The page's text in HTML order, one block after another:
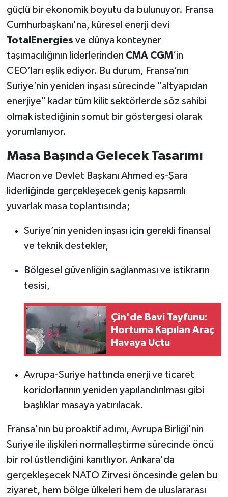
güçlü bir ekonomik boyutu da bulunuyor. Fransa
Cumhurbaşkanı'na, küresel enerji devi
TotalEnergies ve dünya konteyner
taşımacılığının liderlerinden CMA CGM’in
CEO’ları eşlik ediyor. Bu durum, Fransa’nın
Suriye’nin yeniden inşası sürecinde "altyapıdan
enerjiye" kadar tüm kilit sektörlerde söz sahibi
olmak istediğinin somut bir göstergesi olarak
yorumlanıyor.
Masa Başında Gelecek Tasarımı
Macron ve Devlet Başkanı Ahmed eş-Şara
liderliğinde gerçekleşecek geniş kapsamlı
yuvarlak masa toplantısında;
Suriye’nin yeniden inşası için gerekli finansal
ve teknik destekler,
Bölgesel güvenliğin sağlanması ve istikrarın
tesisi,
Çin'de Bavi Tayfunu:
Hortuma Kapılan Araç
Havaya Uçtu
Avrupa-Suriye hattında enerji ve ticaret
koridorlarının yeniden yapılandırılması gibi
başlıklar masaya yatırılacak.
Fransa'nın bu proaktif adımı, Avrupa Birliği'nin
Suriye ile ilişkileri normalleştirme sürecinde öncü
bir rol üstlendiğini kanıtlıyor. Ankara'da
gerçekleşecek NATO Zirvesi öncesinde gelen bu
ziyaret, hem bölge ülkeleri hem de uluslararası